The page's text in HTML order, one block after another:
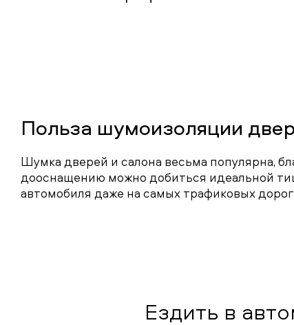
Польза шумоизоляции
Шумка дверей и салона весьма популярна,
дооснащению можно добиться идеальной
автомобиля даже на самых трафиковых
Ездить в